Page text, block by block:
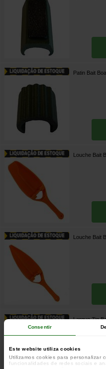
Consentir
Este website utiliza cookies
Utilizamos cookies para personalizar
funcionalidades de redes sociais e
Patin Bait
Louche Bait
Louche Bait
Largue Zig